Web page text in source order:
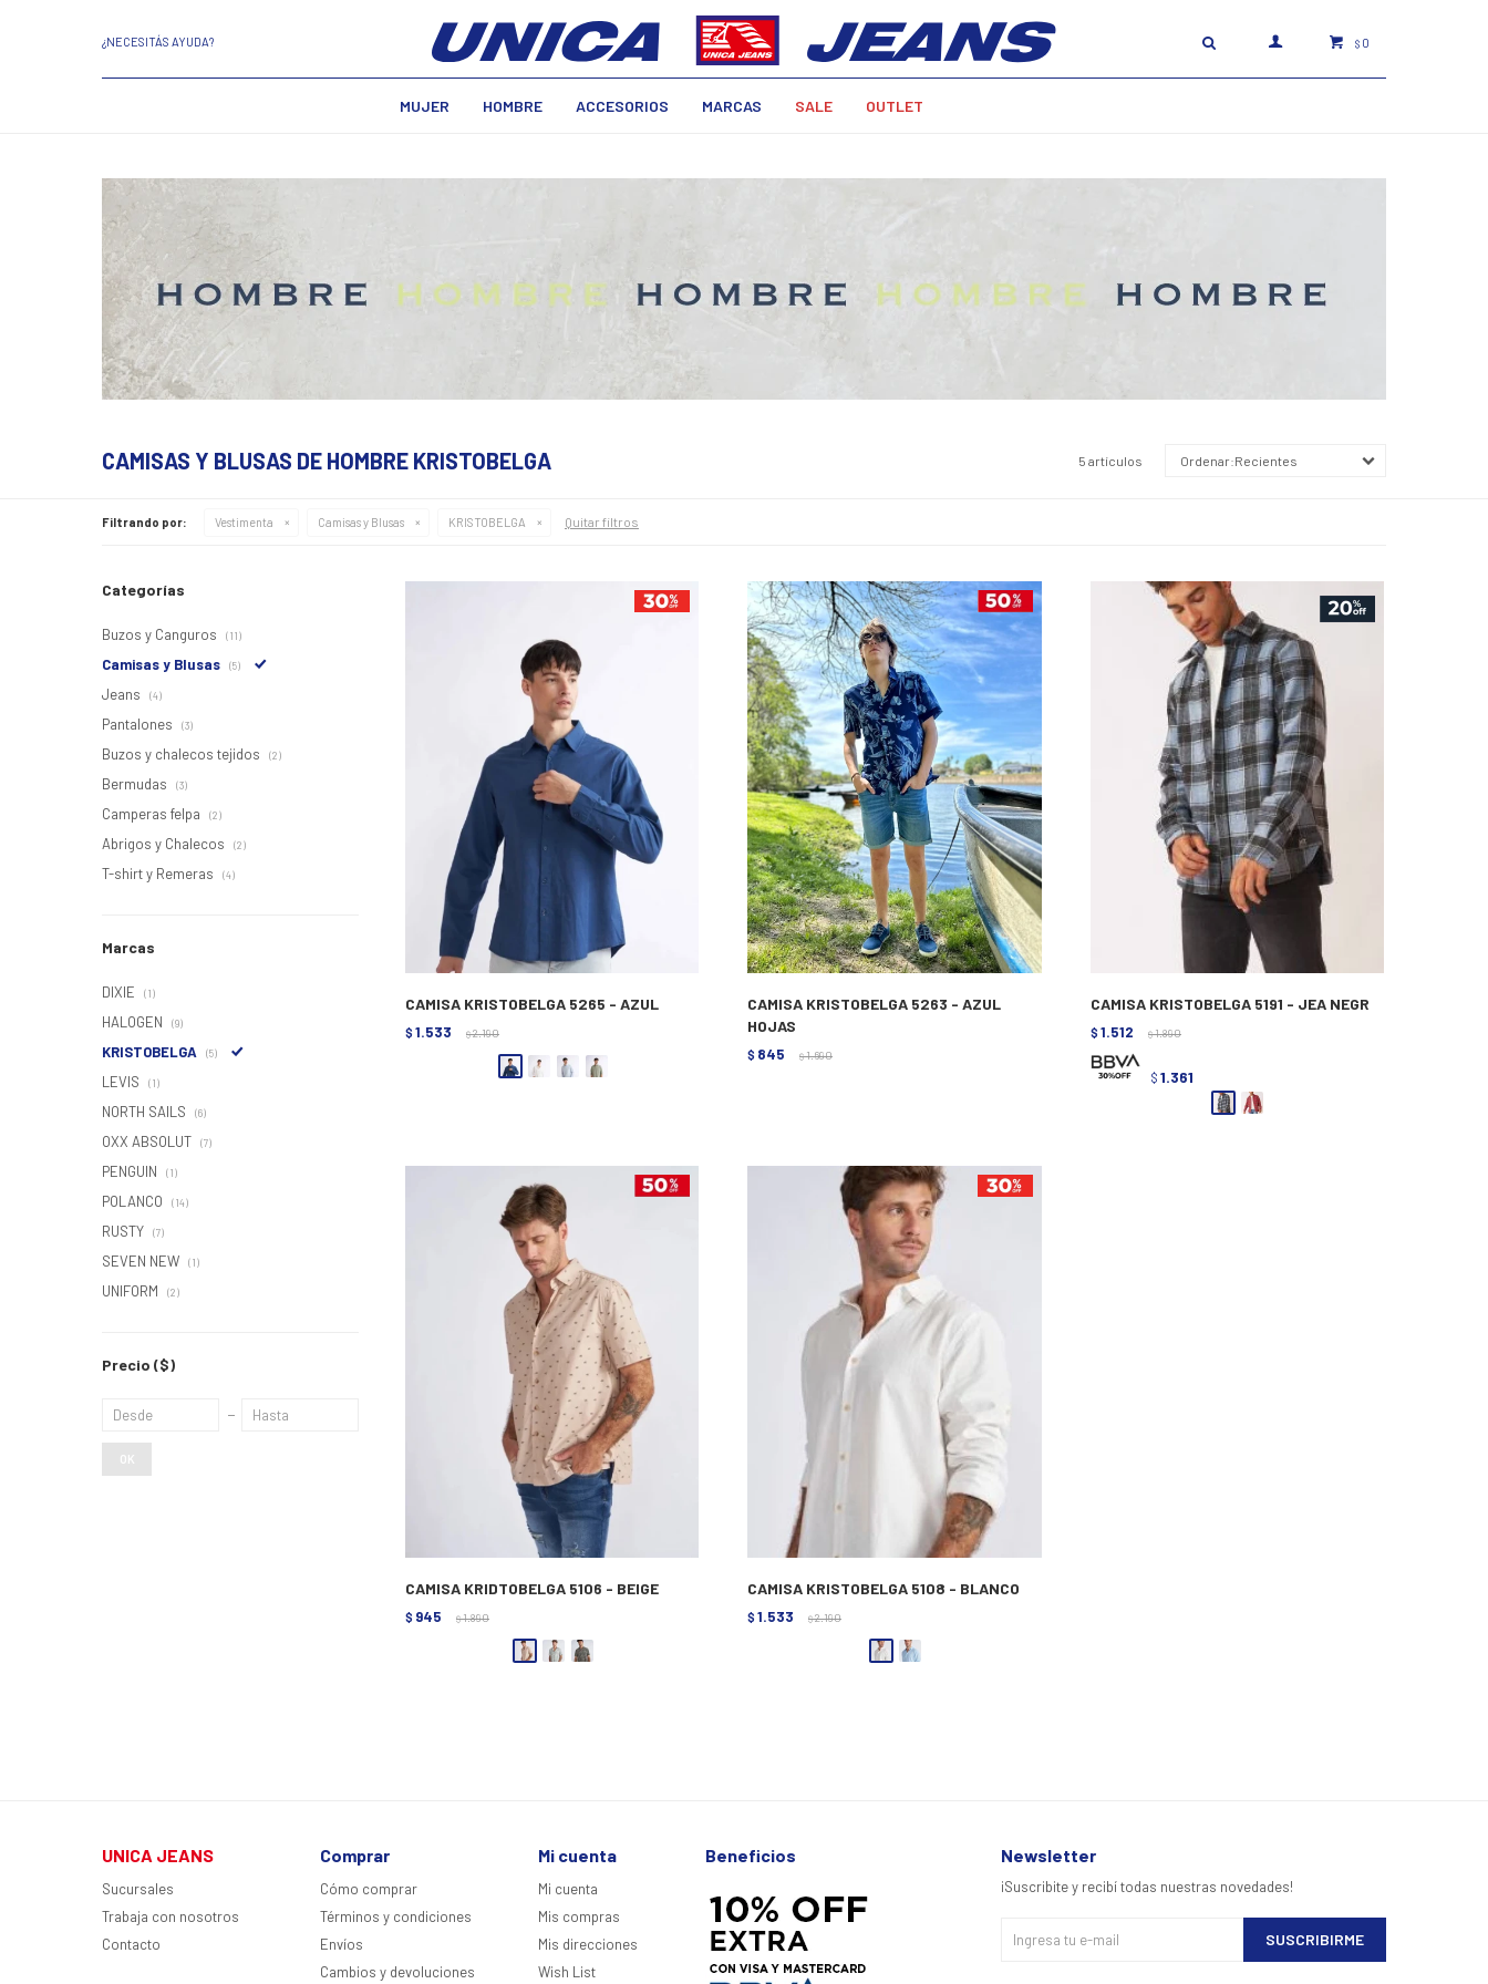
MUJER HOMBRE ACCESORIOS MARCAS SALE OUTLET
$ 0
¿NECESITÁS AYUDA?
CAMISAS Y BLUSAS DE HOMBRE KRISTOBELGA 5 artículos Recientes
Filtrando por: Vestimenta Camisas y Blusas KRISTOBELGA Quitar filtros
CAMISA KRISTOBELGA 5265 - AZUL
$ 1.533 $ 2.190
CAMISA KRISTOBELGA 5263 - AZUL
HOJAS
$ 845 $ 1.690
CAMISA KRISTOBELGA 5191 - JEA NEGR
$ 1.512 $ 1.890
$ 1.361
CAMISA KRIDTOBELGA 5106 - BEIGE
$ 945 $ 1.890
CAMISA KRISTOBELGA 5108 - BLANCO
$ 1.533 $ 2.190
Categorías
Buzos y Canguros (11)
Camisas y Blusas (5)
Jeans (4)
Pantalones (3)
Buzos y chalecos tejidos (2)
Bermudas (3)
Camperas felpa (2)
Abrigos y Chalecos (2)
T-shirt y Remeras (4)
Marcas
DIXIE (1)
HALOGEN (9)
KRISTOBELGA (5)
LEVIS (1)
NORTH SAILS (6)
OXX ABSOLUT (7)
PENGUIN (1)
POLANCO (14)
RUSTY (7)
SEVEN NEW (1)
UNIFORM (2)
Precio ($)
OK
UNICA JEANS
Sucursales
Trabaja con nosotros
Contacto
Comprar
Cómo comprar
Términos y condiciones
Envíos
Cambios y devoluciones
Mi cuenta
Mi cuenta
Mis compras
Mis direcciones
Wish List
Beneficios Newsletter
¡Suscribite y recibí todas nuestras novedades!
SUSCRIBIRME